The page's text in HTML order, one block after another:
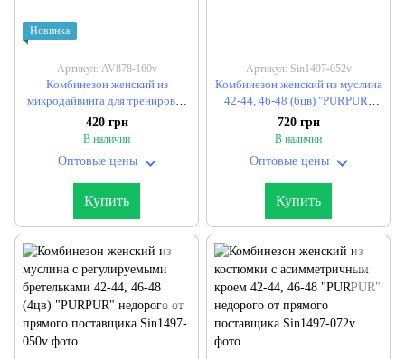
Новинка
Артикул: AV878-160v
Комбинезон женский из
микродайвинга для тренировок
и повседневной носки 42-44, 46-
48 (3цв) "DEVIL" недорого от
420 грн
В наличии
Оптовые цены
Купить
Артикул: Sin1497-052v
Комбинезон женский из муслина
42-44, 46-48 (6цв) "PURPUR"
недорого от прямого
поставщика
720 грн
В наличии
Оптовые цены
Купить